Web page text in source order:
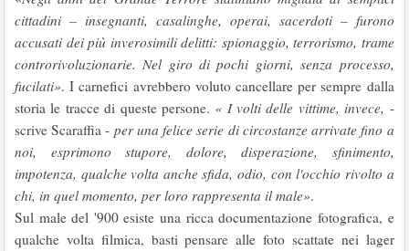
cittadini – insegnanti, casalinghe, operai, sacerdoti – furono
accusati dei più inverosimili delitti: spionaggio, terrorismo, trame
controrivoluzionarie. Nel giro di pochi giorni, senza processo,
fucilati». I carnefici avrebbero voluto cancellare per sempre dalla
storia le tracce di queste persone. « I volti delle vittime, invece, -
scrive Scaraffia - per una felice serie di circostanze arrivate fino a
noi, esprimono stupore, dolore, disperazione, sfinimento,
impotenza, qualche volta anche sfida, odio, con l'occhio rivolto a
chi, in quel momento, per loro rappresenta il male».
Sul male del '900 esiste una ricca documentazione fotografica, e
qualche volta filmica, basti pensare alle foto scattate nei lager